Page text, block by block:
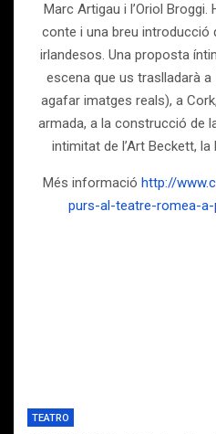
Marc Artigau i l’Oriol
conte i una breu introducció
irlandesos. Una proposta
escena que us traslladarà
agafar imatges reals), a
armada, a la construcció de
intimitat de l’Art Beckett, la
Més informació http://
purs-al-teatre-romea-
TEATRO